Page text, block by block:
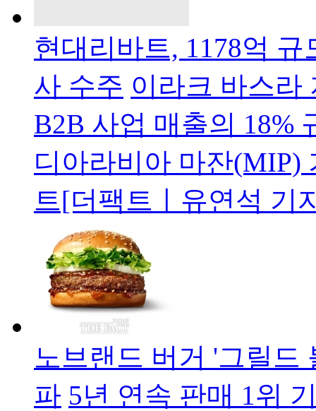
현대리바트, 1178억
사 수주 이라크 바스라
B2B 사업 매출의 18%
디아라비아 마잔(MIP)
트[더팩트ㅣ유연석 기
노브랜드 버거 '그릴드
파 5년 연속 판매 1위